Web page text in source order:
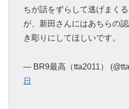
ちが話をずらして逃げまく
が、新田さんにはあちらの
き彫りにしてほしいです。
— BR9最高（tta2011）
日